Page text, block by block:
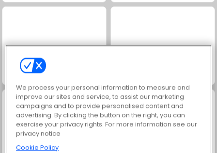
Santa Snakes
We process your personal information to measure and
improve our sites and service, to assist our marketing
campaigns and to provide personalised content and
advertising. By clicking the button on the right, you can
exercise your privacy rights. For more information see our
privacy notice
Cookie Policy